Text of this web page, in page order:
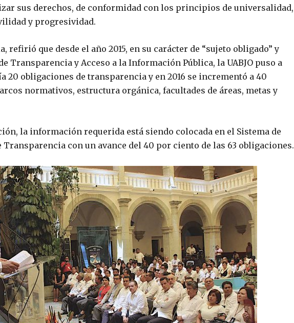
sus derechos, de conformidad con los principios de universalidad,
y progresividad.
refirió que desde el año 2015, en su carácter de “sujeto obligado” y
Transparencia y Acceso a la Información Pública, la UABJO puso a
20 obligaciones de transparencia y en 2016 se incrementó a 40
normativos, estructura orgánica, facultades de áreas, metas y
la información requerida está siendo colocada en el Sistema de
Transparencia con un avance del 40 por ciento de las 63 obligaciones.